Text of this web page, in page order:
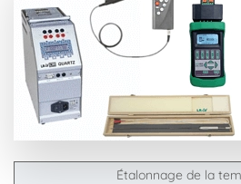
Étalonnage de la